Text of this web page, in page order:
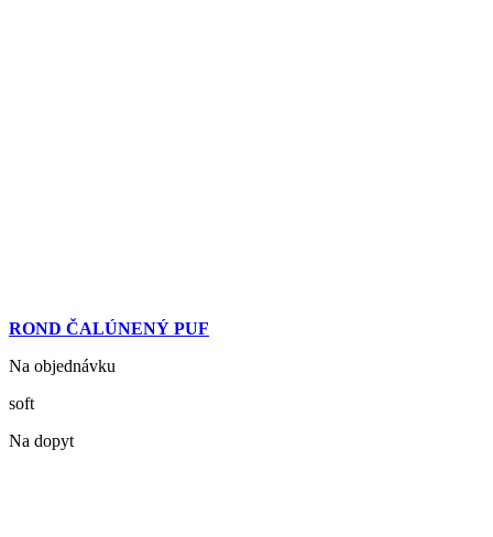
ROND ČALÚNENÝ PUF
Na objednávku
soft
Na dopyt